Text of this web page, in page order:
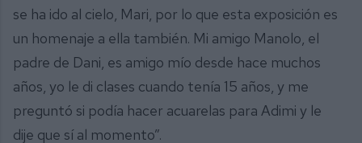
se ha ido al cielo, Mari, por lo que esta exposición es
un homenaje a ella también. Mi amigo Manolo, el
padre de Dani, es amigo mío desde hace muchos
años, yo le di clases cuando tenía 15 años, y me
preguntó si podía hacer acuarelas para Adimi y le
dije que sí al momento”.